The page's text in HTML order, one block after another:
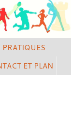
PRATIQUES
ET PLAN